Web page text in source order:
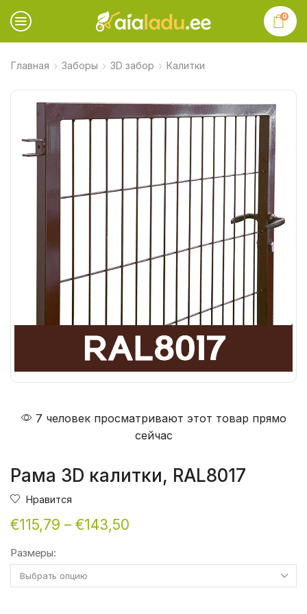
0
Главная Заборы 3D забор Калитки
7 человек просматривают этот товар прямо
сейчас
Рама 3D калитки, RAL8017
Нравится
€115,79 – €143,50
Размеры: